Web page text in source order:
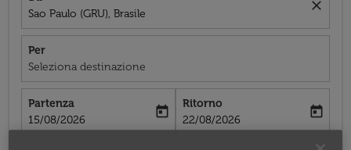
Sao Paulo (GRU), Brasile
close
Per
Seleziona destinazione
Partenza
fc-booking-departure-date-aria-label
15/08/2026
today
Ritorno
fc-booking-return-date-aria-label
22/08/2026
today